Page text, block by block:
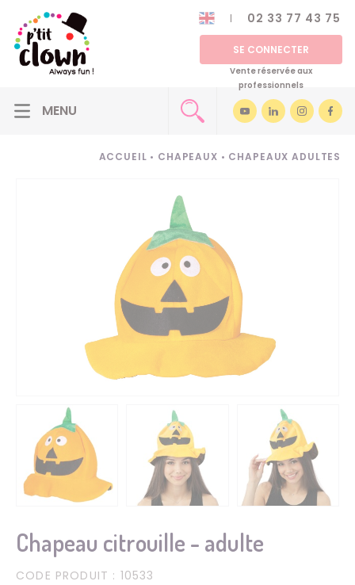
02 33 77 43 75
SE CONNECTER
Vente réservée aux
professionnels
ACCUEIL • CHAPEAUX • CHAPEAUX ADULTES
Chapeau citrouille - adulte
CODE PRODUIT : 10533